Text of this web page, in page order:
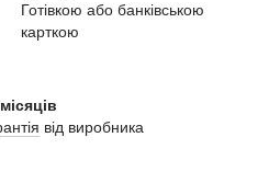
Готівкою або банківською
карткою
від виробника